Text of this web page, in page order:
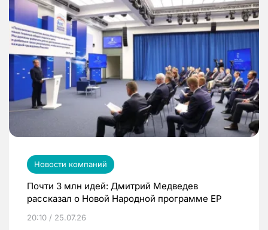
Новости компаний
Почти 3 млн идей: Дмитрий Медведев
рассказал о Новой Народной программе ЕР
20:10 / 25.07.26